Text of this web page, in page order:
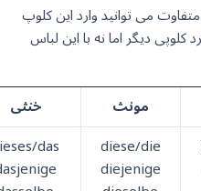
می توانید وارد این کلوپ
کلوپی دیگر اما نه با این لباس
مونث
خنثی
diese/die
diejenige
das